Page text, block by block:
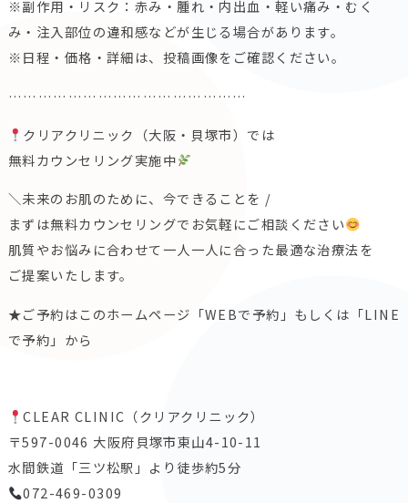
※副作用・リスク：赤み・腫れ・内出血・軽い痛み・むく
み・注入部位の違和感などが生じる場合があります。
※日程・価格・詳細は、投稿画像をご確認ください。
…………………………………………
クリアクリニック（大阪・貝塚市）では
無料カウンセリング実施中
＼未来のお肌のために、今できることを /
まずは無料カウンセリングでお気軽にご相談ください
肌質やお悩みに合わせて一人一人に合った最適な治療法を
ご提案いたします。
★ご予約はこのホームページ「WEBで予約」もしくは「LINE
で予約」から
CLEAR CLINIC（クリアクリニック）
〒597-0046 大阪府貝塚市東山4-10-11
水間鉄道「三ツ松駅」より徒歩約5分
072-469-0309